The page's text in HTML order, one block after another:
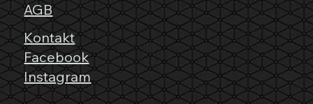
AGB
Kontakt
Facebook
Instagram